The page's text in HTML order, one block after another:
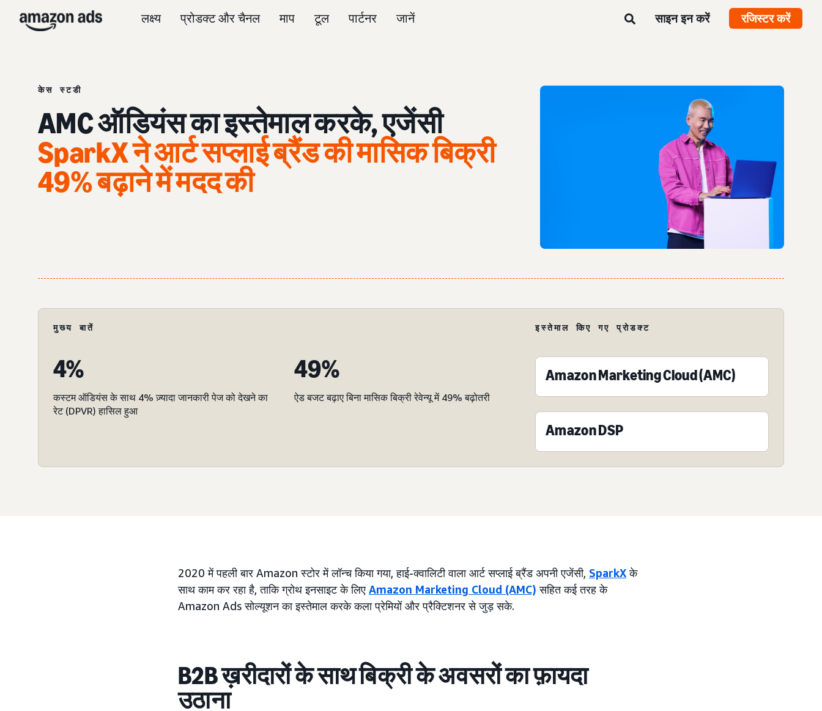
लक्ष्य प्रोडक्ट और चैनल माप टूल पार्टनर जानें साइन इन करें रजिस्टर करें
केस स्टडी
AMC ऑडियंस का इस्तेमाल करके, एजेंसी
SparkX ने आर्ट सप्लाई ब्रैंड की मासिक बिक्री
49% बढ़ाने में मदद की
मुख्य बातें
4%
कस्टम ऑडियंस के साथ 4% ज़्यादा जानकारी पेज को देखने का
रेट (DPVR) हासिल हुआ
49%
ऐड बजट बढ़ाए बिना मासिक बिक्री रेवेन्यू में 49% बढ़ोतरी
इस्तेमाल किए गए प्रोडक्ट
Amazon Marketing Cloud (AMC)
Amazon DSP
2020 में पहली बार Amazon स्टोर में लॉन्च किया गया, हाई-क्वालिटी वाला आर्ट सप्लाई ब्रैंड अपनी एजेंसी, SparkXके
साथ काम कर रहा है, ताकि ग्रोथ इनसाइट के लिए Amazon Marketing Cloud (AMC) सहित कई तरह के
Amazon Ads सोल्यूशन का इस्तेमाल करके कला प्रेमियों और प्रैक्टिशनर से जुड़ सके.
B2B ख़रीदारों के साथ बिक्री के अवसरों का फ़ायदा
उठाना